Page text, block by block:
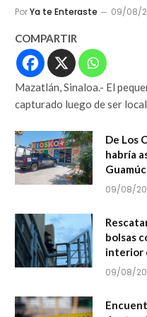
PorYa te Enteraste 09/08/
COMPARTIR
Mazatlán, Sinaloa.- El
capturado luego de ser
De Los
habría
09/08/
bolsas
interior
09/08/